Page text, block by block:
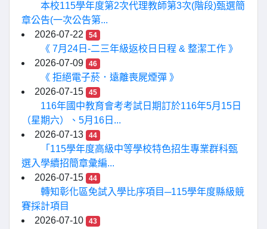
本校115學年度第2次代理教師第3次(階段)甄選簡
章公告(一次公告第...
2026-07-22
54
《 7月24日-二三年級返校日日程 & 整潔工作 》
2026-07-09
46
《 拒絕電子菸．遠離喪屍煙彈 》
2026-07-15
45
116年國中教育會考考試日期訂於116年5月15日
（星期六）、5月16日...
2026-07-13
44
「115學年度高級中等學校特色招生專業群科甄
選入學續招簡章彙編...
2026-07-15
44
轉知彰化區免試入學比序項目─115學年度縣級競
賽採計項目
2026-07-10
43